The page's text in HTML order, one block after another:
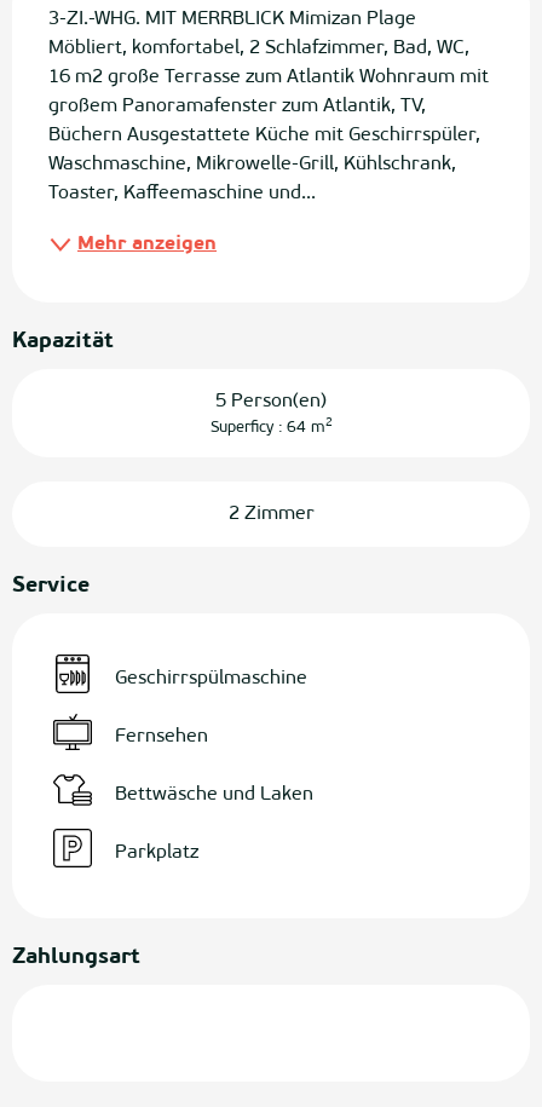
3-ZI.-WHG. MIT MERRBLICK Mimizan Plage
Möbliert, komfortabel, 2 Schlafzimmer, Bad, WC,
16 m2 große Terrasse zum Atlantik Wohnraum mit
großem Panoramafenster zum Atlantik, TV,
Büchern Ausgestattete Küche mit Geschirrspüler,
Waschmaschine, Mikrowelle-Grill, Kühlschrank,
Toaster, Kaffeemaschine und...
Mehr anzeigen
Kapazität
5 Person(en)
Superficy : 64 m2
2 Zimmer
Service
Geschirrspülmaschine
Fernsehen
Bettwäsche und Laken
Parkplatz
Zahlungsart